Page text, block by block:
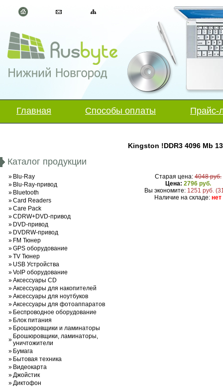
Главная Способы оплаты Прайс-
Каталог продукции
» Blu-Ray
» Blu-Ray-привод
» Bluetooth
»Card Readers
»Care Pack
»CDRW+DVD-привод
» DVD-привод
» DVDRW-привод
» FM Тюнер
»GPS оборудование
»TV Тюнер
» USB Устройства
»VoIP оборудование
»Аксессуары CD
»Аксессуары для накопителей
»Аксессуары для ноутбуков
»Аксессуары для фотоаппаратов
» Беспроводное оборудование
» Блок питания
» Брошюровщики и ламинаторы
» Брошюровщики, ламинаторы,
уничтожители
» Бумага
» Бытовая техника
» Видеокарта
»Джойстик
»Диктофон
Kingston !DDR3 4096 Mb
Старая цена: 4048 руб.
Цена: 2796 руб.
Вы экономите: 1251 руб.
Наличие на складе:нет